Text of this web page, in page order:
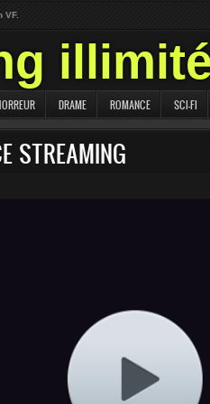
VF.
DRAME ROMANCE SCI-FI
STREAMING